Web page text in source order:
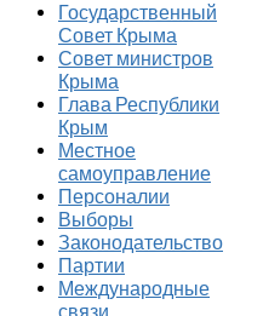
Государственный
Совет Крыма
Совет министров
Крыма
Глава Республики
Крым
Местное
самоуправление
Персоналии
Выборы
Законодательство
Партии
Международные
связи